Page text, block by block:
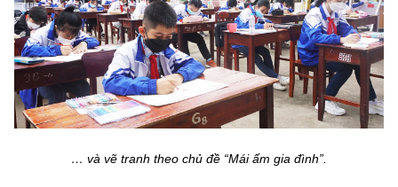
… và vẽ tranh theo chủ đề “Mái ấm gia đình”.